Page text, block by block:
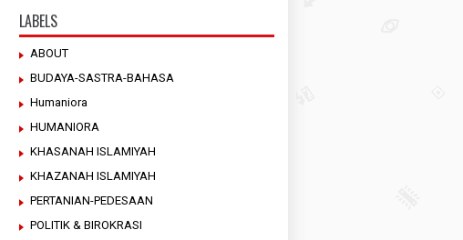
LABELS
ABOUT
BUDAYA-SASTRA-BAHASA
Humaniora
HUMANIORA
KHASANAH ISLAMIYAH
KHAZANAH ISLAMIYAH
PERTANIAN-PEDESAAN
POLITIK & BIROKRASI